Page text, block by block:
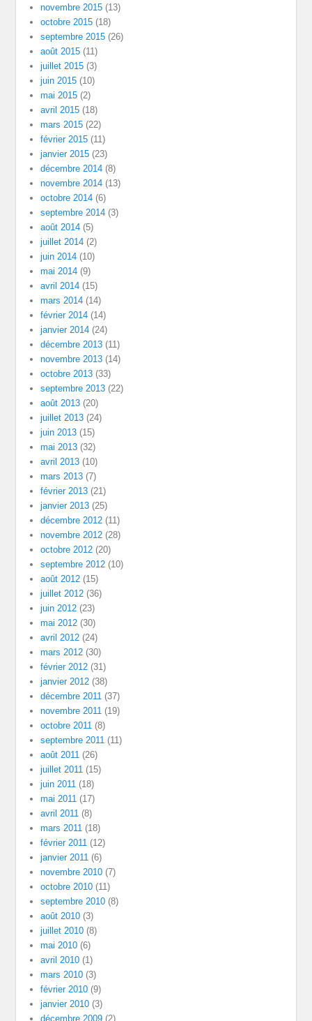
novembre 2015 (13)
octobre 2015 (18)
septembre 2015 (26)
août 2015 (11)
juillet 2015 (3)
juin 2015 (10)
mai 2015 (2)
avril 2015 (18)
mars 2015 (22)
février 2015 (11)
janvier 2015 (23)
décembre 2014 (8)
novembre 2014 (13)
octobre 2014 (6)
septembre 2014 (3)
août 2014 (5)
juillet 2014 (2)
juin 2014 (10)
mai 2014 (9)
avril 2014 (15)
mars 2014 (14)
février 2014 (14)
janvier 2014 (24)
décembre 2013 (11)
novembre 2013 (14)
octobre 2013 (33)
septembre 2013 (22)
août 2013 (20)
juillet 2013 (24)
juin 2013 (15)
mai 2013 (32)
avril 2013 (10)
mars 2013 (7)
février 2013 (21)
janvier 2013 (25)
décembre 2012 (11)
novembre 2012 (28)
octobre 2012 (20)
septembre 2012 (10)
août 2012 (15)
juillet 2012 (36)
juin 2012 (23)
mai 2012 (30)
avril 2012 (24)
mars 2012 (30)
février 2012 (31)
janvier 2012 (38)
décembre 2011 (37)
novembre 2011 (19)
octobre 2011 (8)
septembre 2011 (11)
août 2011 (26)
juillet 2011 (15)
juin 2011 (18)
mai 2011 (17)
avril 2011 (8)
mars 2011 (18)
février 2011 (12)
janvier 2011 (6)
novembre 2010 (7)
octobre 2010 (11)
septembre 2010 (8)
août 2010 (3)
juillet 2010 (8)
mai 2010 (6)
avril 2010 (1)
mars 2010 (3)
février 2010 (9)
janvier 2010 (3)
décembre 2009 (2)